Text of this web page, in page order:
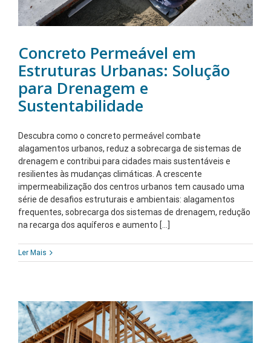
Concreto Permeável em
Estruturas Urbanas: Solução
para Drenagem e
Sustentabilidade
Descubra como o concreto permeável combate
alagamentos urbanos, reduz a sobrecarga de sistemas de
drenagem e contribui para cidades mais sustentáveis e
resilientes às mudanças climáticas. A crescente
impermeabilização dos centros urbanos tem causado uma
série de desafios estruturais e ambientais: alagamentos
frequentes, sobrecarga dos sistemas de drenagem, redução
na recarga dos aquíferos e aumento [...]
Ler Mais